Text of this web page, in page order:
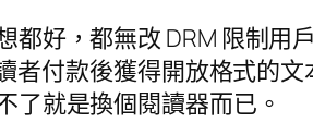
都好，都無改 DRM 限制
者付款後獲得開放格式的
了就是換個閱讀器而已。